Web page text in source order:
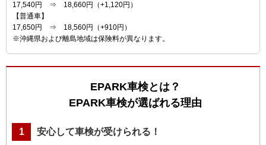
17,540円 ⇒ 18,660円（+1,120円）
【普通車】
17,650円 ⇒ 18,560円（+910円）
※沖縄県および離島地域は保険料が異なります。
EPARK車検とは？
EPARK車検が選ばれる理由
1 安心して車検が受けられる！